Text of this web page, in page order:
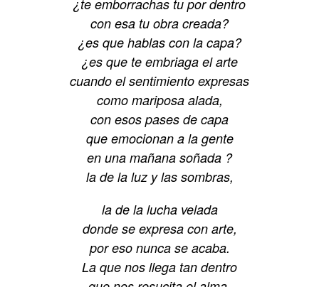
¿te emborrachas tu por dentro
con esa tu obra creada?
¿es que hablas con la capa?
¿es que te embriaga el arte
cuando el sentimiento expresas
como mariposa alada,
con esos pases de capa
que emocionan a la gente
en una mañana soñada ?
la de la luz y las sombras,
la de la lucha velada
donde se expresa con arte,
por eso nunca se acaba.
La que nos llega tan dentro